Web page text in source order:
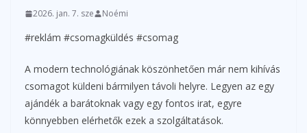
2026. jan. 7. sze Noémi
#reklám #csomagküldés #csomag
A modern technológiának köszönhetően már nem kihívás
csomagot küldeni bármilyen távoli helyre. Legyen az egy
ajándék a barátoknak vagy egy fontos irat, egyre
könnyebben elérhetők ezek a szolgáltatások.